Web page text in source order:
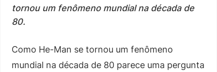
tornou um fenômeno mundial na década de
80.
Como He-Man se tornou um fenômeno
mundial na década de 80 parece uma pergunta